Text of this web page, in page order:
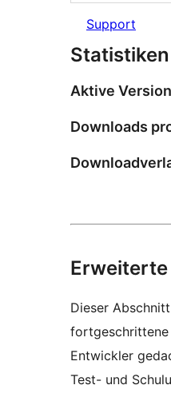
Support
Statistiken
Aktive
Downloads
Dieser
fortgeschrittene
Entwickler
Test- und